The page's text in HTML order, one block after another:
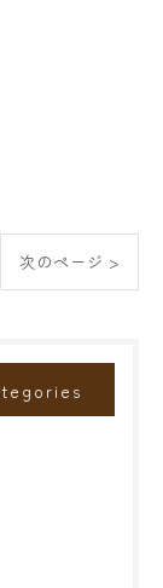
次のページ >